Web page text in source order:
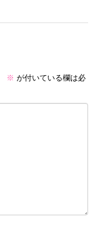
※ が付いている欄は必